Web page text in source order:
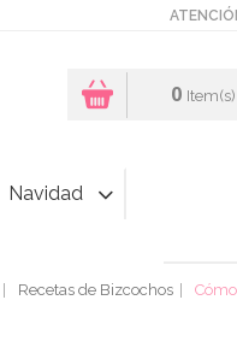
0 Item(s)
Navidad
Recetas de Bizcochos